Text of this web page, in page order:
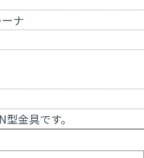
ナ
型金具です。